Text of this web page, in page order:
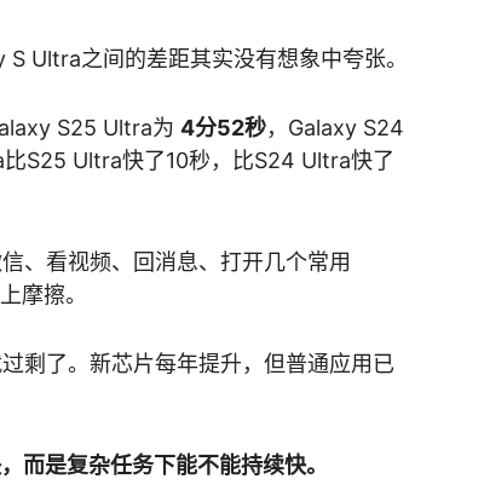
Ultra之间的差距其实没有想象中夸张。
S25 Ultra为 4分52秒，Galaxy S24
S25 Ultra快了10秒，比S24 Ultra快了
、看视频、回消息、打开几个常用
摩擦。
剩了。新芯片每年提升，但普通应用已
而是复杂任务下能不能持续快。